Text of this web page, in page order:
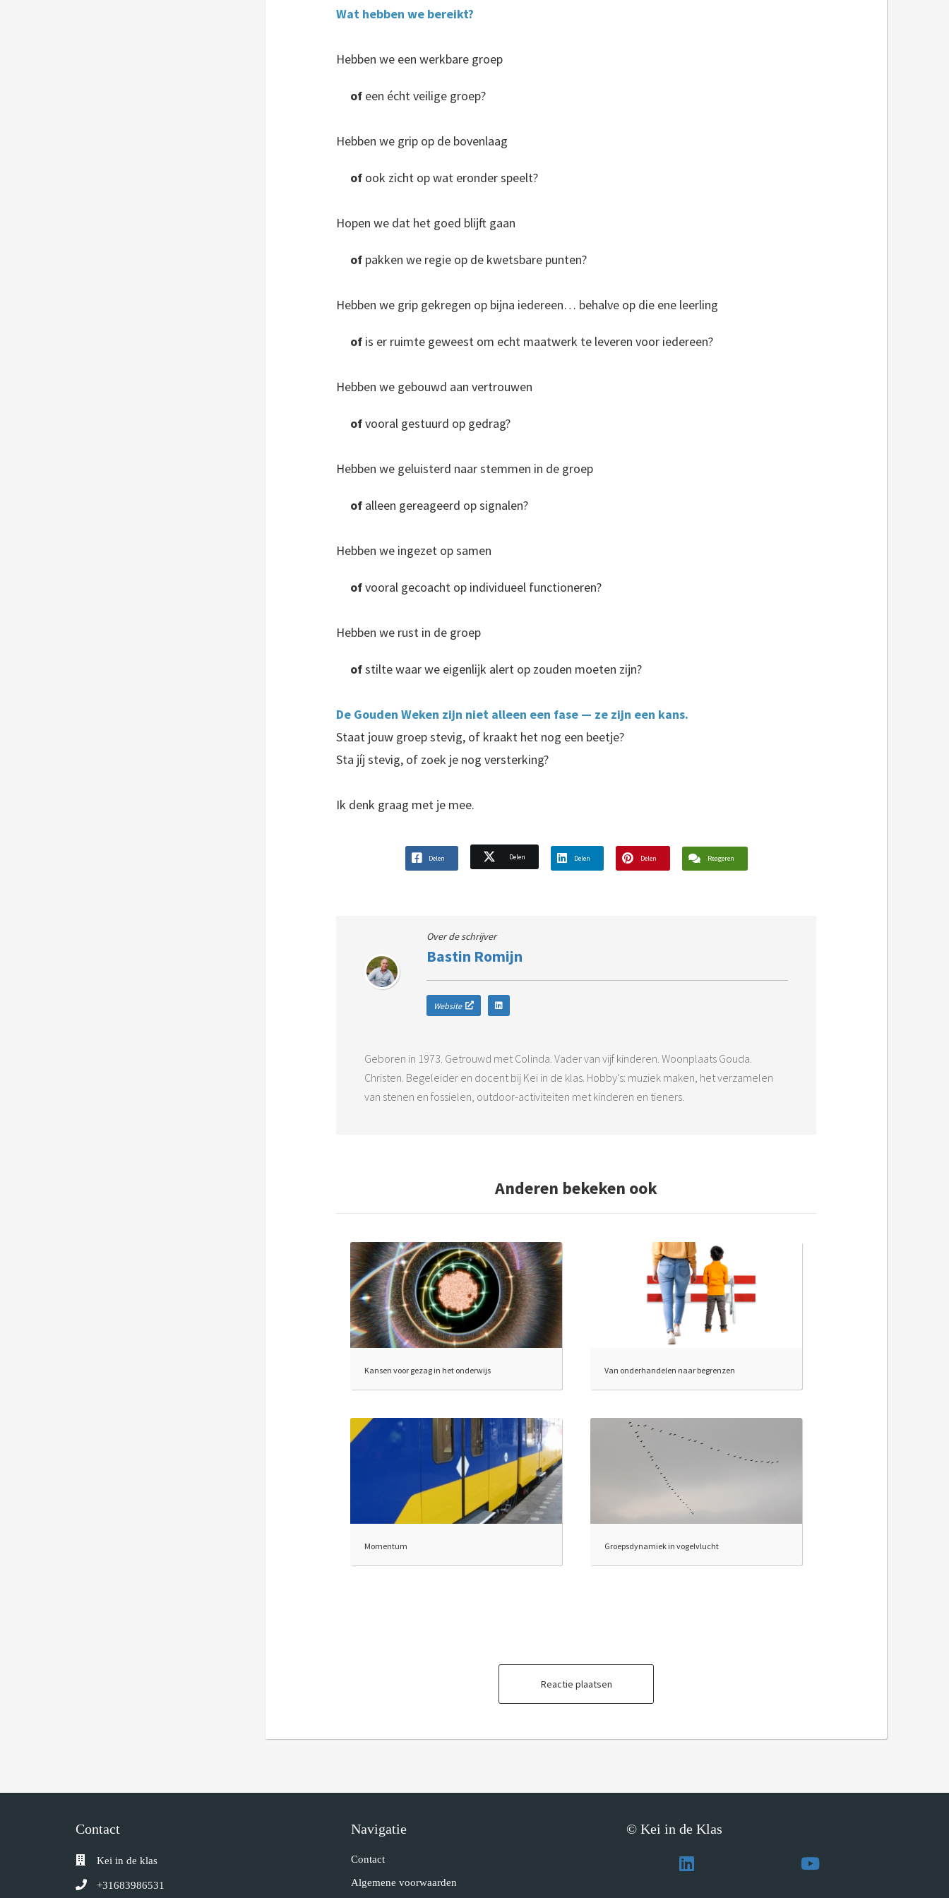
Wat hebben we bereikt?
Hebben we een werkbare groep
of een écht veilige groep?
Hebben we grip op de bovenlaag
of ook zicht op wat eronder speelt?
Hopen we dat het goed blijft gaan
of pakken we regie op de kwetsbare punten?
Hebben we grip gekregen op bijna iedereen… behalve op die ene leerling
of is er ruimte geweest om echt maatwerk te leveren voor iedereen?
Hebben we gebouwd aan vertrouwen
ofvooral gestuurd op gedrag?
Hebben we geluisterd naar stemmen in de groep
of alleen gereageerd op signalen?
Hebben we ingezet op samen
ofvooral gecoacht op individueel functioneren?
Hebben we rust in de groep
ofstilte waar we eigenlijk alert op zouden moeten zijn?
De Gouden Weken zijn niet alleen een fase — ze zijn een kans.
Staat jouw groep stevig, of kraakt het nog een beetje?
Sta jíj stevig, of zoek je nog versterking?
Ik denk graag met je mee.
Delen Delen Delen Delen Reageren
Over de schrijver
Bastin Romijn
Website
Geboren in 1973. Getrouwd met Colinda. Vader van vijf kinderen. Woonplaats Gouda.
Christen. Begeleider en docent bij Kei in de klas. Hobby’s: muziek maken, het verzamelen
van stenen en fossielen, outdoor-activiteiten met kinderen en tieners.
Anderen bekeken ook
Kansen voor gezag in het onderwijs Van onderhandelen naar begrenzen
Momentum Groepsdynamiek in vogelvlucht
Reactie plaatsen
Contact
Kei in de klas
+31683986531
Navigatie
Contact
Algemene voorwaarden
© Kei in de Klas